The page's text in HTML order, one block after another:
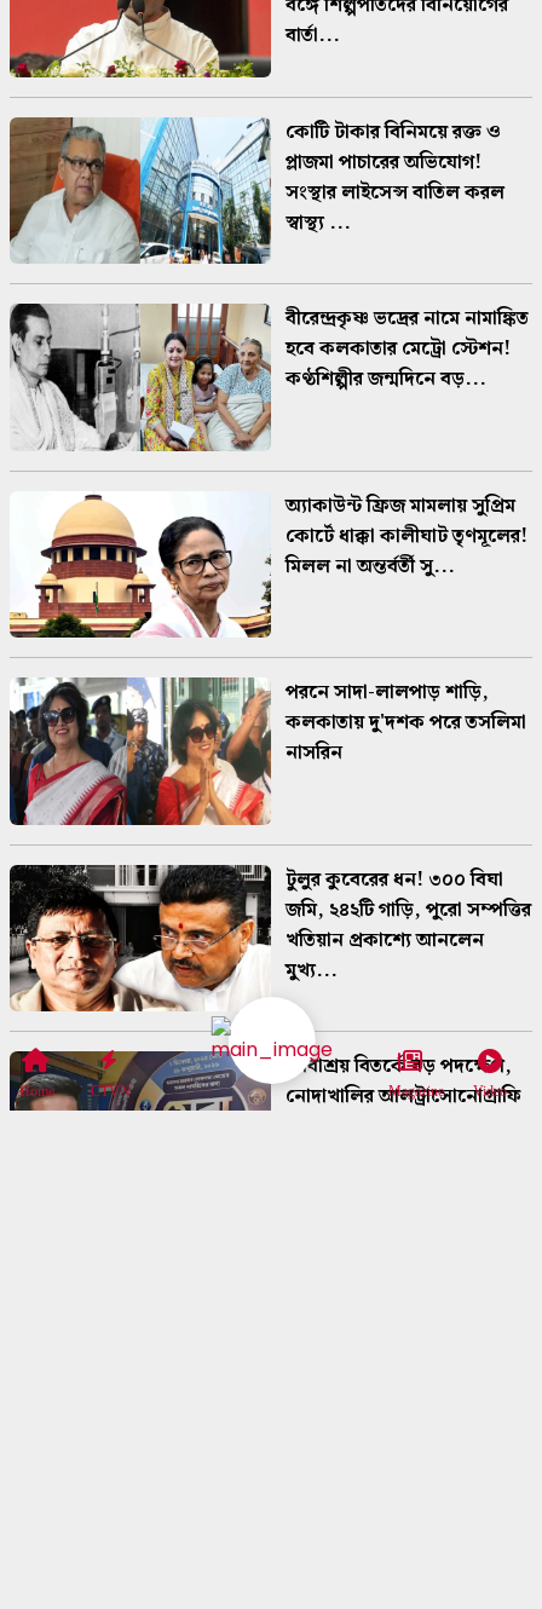
বার্তা...
কোটি টাকার বিনিময়ে রক্ত ও
প্লাজমা পাচারের অভিযোগ!
সংস্থার লাইসেন্স বাতিল করল
স্বাস্থ্য ...
বীরেন্দ্রকৃষ্ণ ভদ্রের নামে নামাঙ্কিত
হবে কলকাতার মেট্রো স্টেশন!
কণ্ঠশিল্পীর জন্মদিনে বড়...
অ্যাকাউন্ট ফ্রিজ মামলায় সুপ্রিম
কোর্টে ধাক্কা কালীঘাট তৃণমূলের!
মিলল না অন্তর্বর্তী সু...
পরনে সাদা-লালপাড় শাড়ি,
কলকাতায় দু'দশক পরে তসলিমা
নাসরিন
টুলুর কুবেরের ধন! ৩০০ বিঘা
জমি, ২৪২টি গাড়ি, পুরো সম্পত্তির
খতিয়ান প্রকাশ্যে আনলেন
মুখ্য...
সেবাশ্রয় বিতর্কে বড় পদক্ষেপ,
নোদাখালির আলট্রাসোনোগ্রাফি
Home CTVN Magazine Video